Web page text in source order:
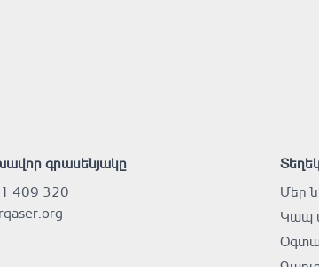
գրասենյակը
409 320
Մեր
Կապ